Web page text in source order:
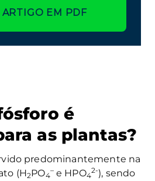
ARTIGO EM PDF
é
as plantas?
predominantemente na
(H2PO4
–e HPO4
2-), sendo